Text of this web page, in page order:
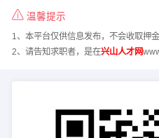
温馨提示
1、本平台仅供信息发布，不会收取押
2、请告知求职者，是在兴山人才网